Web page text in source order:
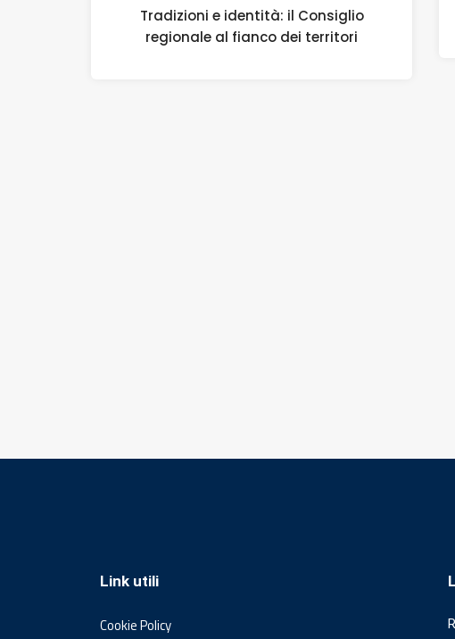
Tradizioni e identità: il Consiglio
regionale al fianco dei territori
Link utili
Cookie Policy